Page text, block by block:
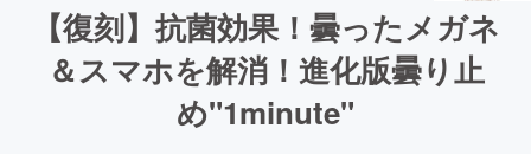
【復刻】抗菌効果！曇ったメガネ
＆スマホを解消！進化版曇り止
め"1minute"